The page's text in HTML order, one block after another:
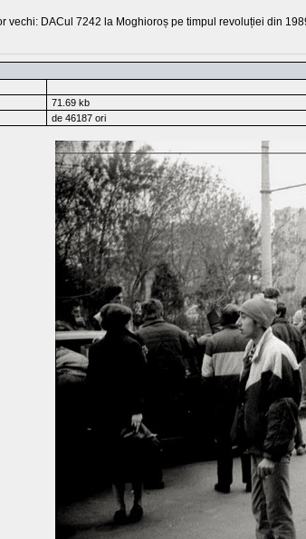
vechi: DACul 7242 la Moghioroș pe timpul revoluției din
71.69 kb
de 46187 ori